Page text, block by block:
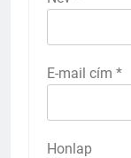
E-mail cím *
Honlap